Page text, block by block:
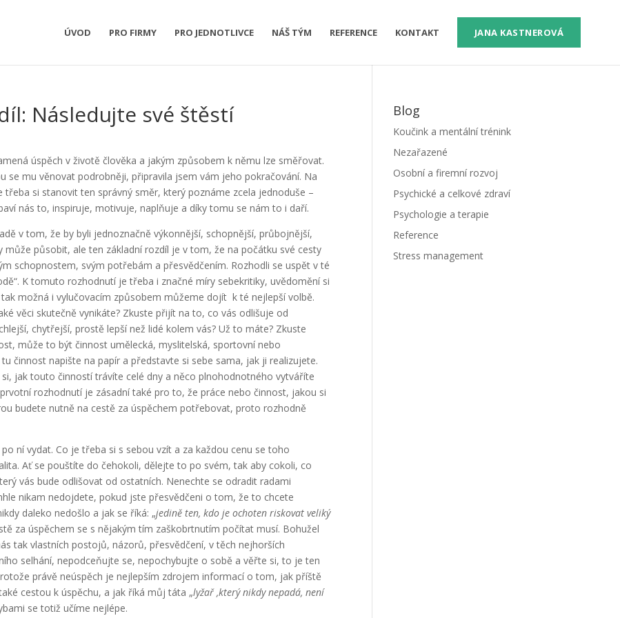
ÚVOD PRO FIRMY PRO JEDNOTLIVCE NÁŠ TÝM REFERENCE KONTAKT JANA KASTNEROVÁ
Následujte své štěstí
úspěch v životě člověka a jakým způsobem k němu lze směřovat.
mu věnovat podrobněji, připravila jsem vám jeho pokračování. Na
si stanovit ten správný směr, který poznáme zcela jednoduše –
nás to, inspiruje, motivuje, naplňuje a díky tomu se nám to i daří.
v tom, že by byli jednoznačně výkonnější, schopnější, průbojnější,
působit, ale ten základní rozdíl je v tom, že na počátku své cesty
schopnostem, svým potřebám a přesvědčením. Rozhodli se uspět v té
K tomuto rozhodnutí je třeba i značné míry sebekritiky, uvědomění si
možná i vylučovacím způsobem můžeme dojít k té nejlepší volbě.
věci skutečně vynikáte? Zkuste přijít na to, co vás odlišuje od
chytřejší, prostě lepší než lidé kolem vás? Už to máte? Zkuste
může to být činnost umělecká, myslitelská, sportovní nebo
činnost napište na papír a představte si sebe sama, jak ji realizujete.
jak touto činností trávíte celé dny a něco plnohodnotného vytváříte
rozhodnutí je zásadní také pro to, že práce nebo činnost, jakou si
budete nutně na cestě za úspěchem potřebovat, proto rozhodně
ní vydat. Co je třeba si s sebou vzít a za každou cenu se toho
Ať se pouštíte do čehokoli, dělejte to po svém, tak aby cokoli, co
vás bude odlišovat od ostatních. Nenechte se odradit radami
nikam nedojdete, pokud jste přesvědčeni o tom, že to chcete
daleko nedošlo a jak se říká: „jedině ten, kdo je ochoten riskovat veliký
za úspěchem se s nějakým tím zaškobrtnutím počítat musí. Bohužel
tak vlastních postojů, názorů, přesvědčení, v těch nejhorších
selhání, nepodceňujte se, nepochybujte o sobě a věřte si, to je ten
právě neúspěch je nejlepším zdrojem informací o tom, jak příště
cestou k úspěchu, a jak říká můj táta „lyžař ,který nikdy nepadá, není
se totiž učíme nejlépe.
Blog
Koučink a mentální trénink
Nezařazené
Osobní a firemní rozvoj
Psychické a celkové zdraví
Psychologie a terapie
Reference
Stress management